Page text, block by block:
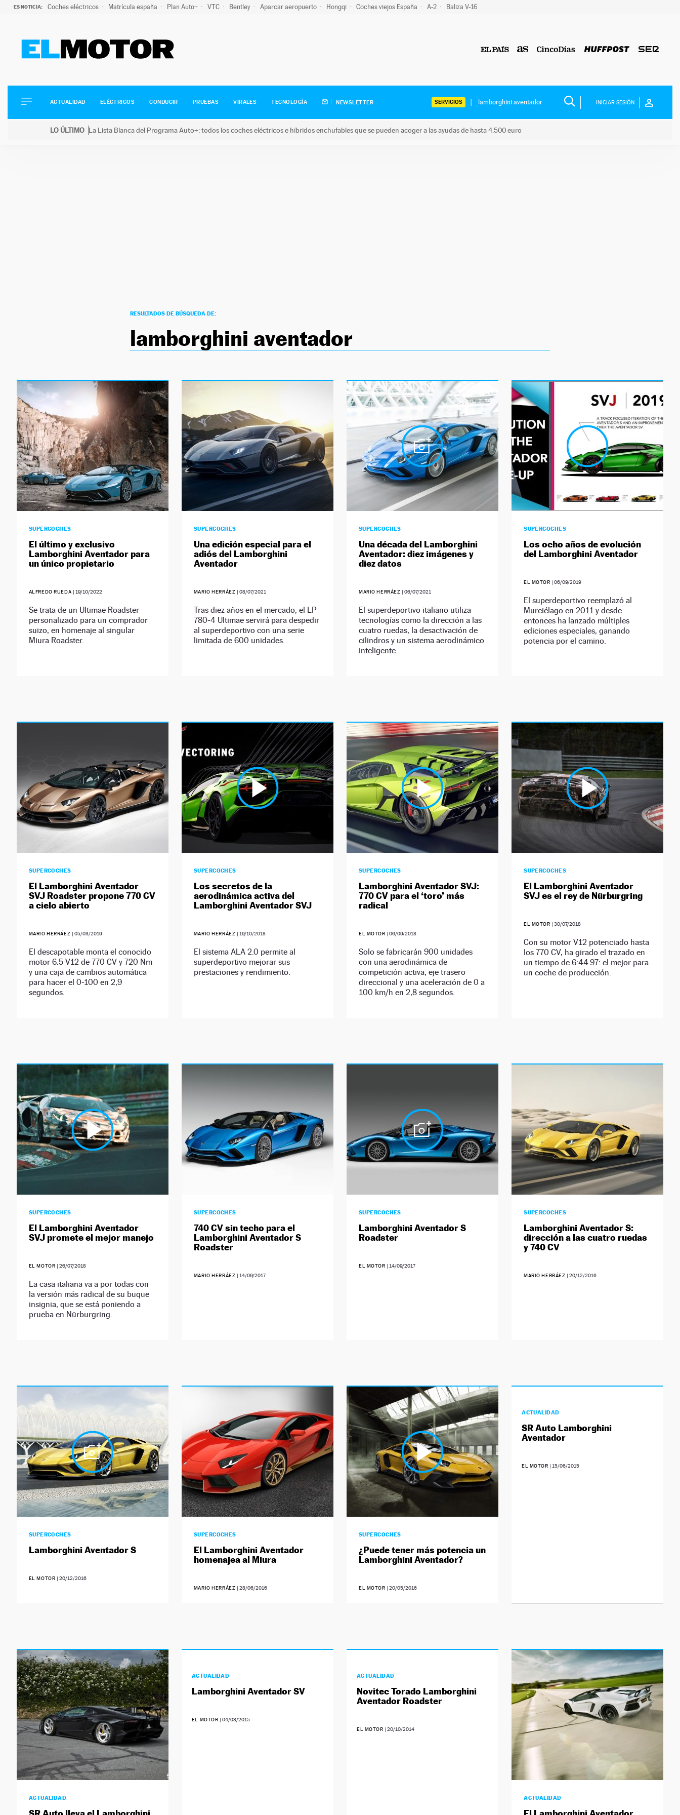
ES NOTICIA: Coches eléctricos Matrícula españa Plan Auto+ VTC Bentley Aparcar aeropuerto Hongqi Coches viejos España A-2 Baliza V-16
ELÉCTRICOS
CONDUCIR
ACTUALIDAD ELÉCTRICOS CONDUCIR PRUEBAS VIRALES TECNOLOGÍA NEWSLETTER SERVICIOS INICIAR SESIÓN
LO ÚLTIMO La Lista Blanca del Programa Auto+: todos los coches eléctricos e híbridos enchufables que se pueden acoger a las ayudas de hasta 4.500 euro
RESULTADOS DE BÚSQUEDA DE:
lamborghini aventador
SUPERCOCHES
El último y exclusivo
Lamborghini Aventador para
un único propietario
ALFREDO RUEDA | 19/10/2022
Se trata de un Ultimae Roadster
personalizado para un comprador
suizo, en homenaje al singular
Miura Roadster.
SUPERCOCHES
Una edición especial para el
adiós del Lamborghini
Aventador
MARIO HERRÁEZ | 08/07/2021
Tras diez años en el mercado, el LP
780-4 Ultimae servirá para despedir
al superdeportivo con una serie
limitada de 600 unidades.
SUPERCOCHES
Una década del Lamborghini
Aventador: diez imágenes y
diez datos
MARIO HERRÁEZ | 06/07/2021
El superdeportivo italiano utiliza
tecnologías como la dirección a las
cuatro ruedas, la desactivación de
cilindros y un sistema aerodinámico
inteligente.
SUPERCOCHES
Los ocho años de evolución
del Lamborghini Aventador
EL MOTOR |06/09/2019
El superdeportivo reemplazó al
Murciélago en 2011 y desde
entonces ha lanzado múltiples
ediciones especiales, ganando
potencia por el camino.
SUPERCOCHES
El Lamborghini Aventador
SVJ Roadster propone 770 CV
a cielo abierto
MARIO HERRÁEZ | 05/03/2019
El descapotable monta el conocido
motor 6.5 V12 de 770 CV y 720 Nm
y una caja de cambios automática
para hacer el 0-100 en 2,9
segundos.
SUPERCOCHES
Los secretos de la
aerodinámica activa del
Lamborghini Aventador SVJ
MARIO HERRÁEZ | 19/10/2018
El sistema ALA 2.0 permite al
superdeportivo mejorar sus
prestaciones y rendimiento.
SUPERCOCHES
Lamborghini Aventador SVJ:
770 CV para el ‘toro’ más
radical
EL MOTOR |06/09/2018
Solo se fabricarán 900 unidades
con una aerodinámica de
competición activa, eje trasero
direccional y una aceleración de 0 a
100 km/h en 2,8 segundos.
SUPERCOCHES
El Lamborghini Aventador
SVJ es el rey de Nürburgring
EL MOTOR |30/07/2018
Con su motor V12 potenciado hasta
los 770 CV, ha girado el trazado en
un tiempo de 6:44.97: el mejor para
un coche de producción.
SUPERCOCHES
El Lamborghini Aventador
SVJ promete el mejor manejo
EL MOTOR | 26/07/2018
La casa italiana va a por todas con
la versión más radical de su buque
insignia, que se está poniendo a
prueba en Nürburgring.
SUPERCOCHES
740 CV sin techo para el
Lamborghini Aventador S
Roadster
MARIO HERRÁEZ | 14/09/2017
SUPERCOCHES
Lamborghini Aventador S
Roadster
EL MOTOR | 14/09/2017
SUPERCOCHES
Lamborghini Aventador S:
dirección a las cuatro ruedas
y 740 CV
MARIO HERRÁEZ |20/12/2016
SUPERCOCHES
Lamborghini Aventador S
EL MOTOR | 20/12/2016
SUPERCOCHES
El Lamborghini Aventador
homenajea al Miura
MARIO HERRÁEZ | 28/06/2016
SUPERCOCHES
¿Puede tener más potencia un
Lamborghini Aventador?
EL MOTOR |20/05/2016
ACTUALIDAD
SR Auto Lamborghini
Aventador
EL MOTOR | 15/06/2015
ACTUALIDAD
ACTUALIDAD
Lamborghini Aventador SV
EL MOTOR |04/03/2015
ACTUALIDAD
Novitec Torado Lamborghini
Aventador Roadster
EL MOTOR |20/10/2014
ACTUALIDAD